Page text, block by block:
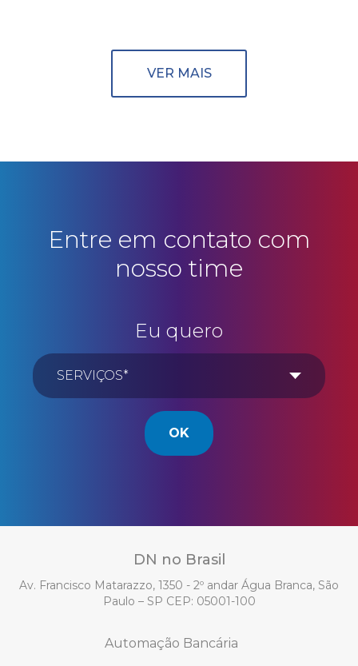
VER MAIS
Entre em contato com
nosso time
Eu quero
OK
DN no Brasil
Av. Francisco Matarazzo, 1350 - 2º andar Água Branca, São
Paulo – SP CEP: 05001-100
Automação Bancária